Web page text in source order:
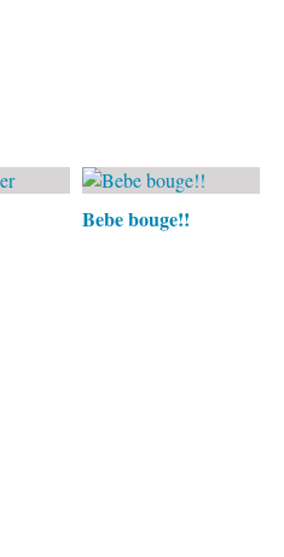
Bebe bouge!!